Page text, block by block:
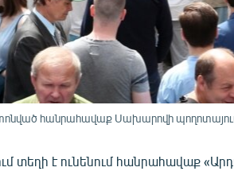
հանրահավաք Սախարովի
տեղի է ունենում հանրահավաք